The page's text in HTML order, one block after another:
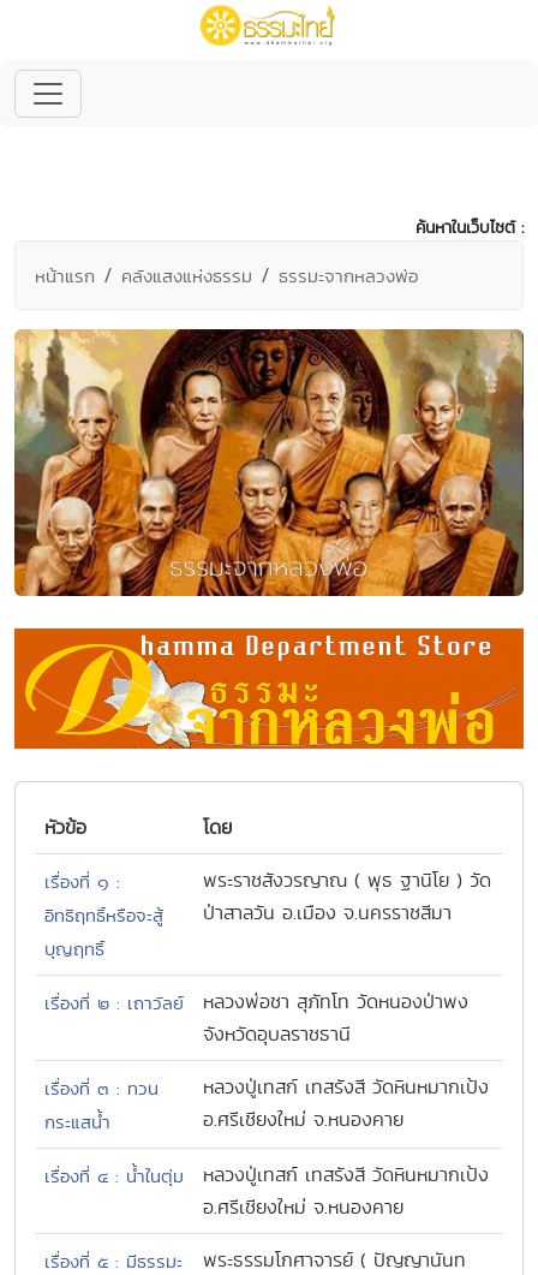
ค้นหาในเว็บไซต์ :
หน้าแรก คลังแสงแห่งธรรม ธรรมะจากหลวงพ่อ
หัวข้อ โดย
เรื่องที่ ๑ :
อิทธิฤทธิ์หรือจะสู้
บุญฤทธิ์
พระราชสังวรญาณ ( พุธ ฐานิโย ) วัด
ป่าสาลวัน อ.เมือง จ.นครราชสีมา
เรื่องที่ ๒ : เถาวัลย์
หลวงพ่อชา สุภัทโท วัดหนองป่าพง
จังหวัดอุบลราชธานี
เรื่องที่ ๓ : ทวน
กระแสน้ำ
หลวงปู่เทสก์ เทสรังสี วัดหินหมากเป้ง
อ.ศรีเชียงใหม่ จ.หนองคาย
เรื่องที่ ๔ : น้ำในตุ่ม
หลวงปู่เทสก์ เทสรังสี วัดหินหมากเป้ง
อ.ศรีเชียงใหม่ จ.หนองคาย
เรื่องที่ ๕ : มีธรรมะ
พระธรรมโกศาจารย์ ( ปัญญานันท